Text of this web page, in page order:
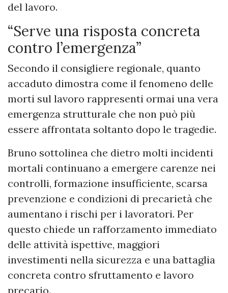
del lavoro.
“Serve una risposta concreta
contro l’emergenza”
Secondo il consigliere regionale, quanto
accaduto dimostra come il fenomeno delle
morti sul lavoro rappresenti ormai una vera
emergenza strutturale che non può più
essere affrontata soltanto dopo le tragedie.
Bruno sottolinea che dietro molti incidenti
mortali continuano a emergere carenze nei
controlli, formazione insufficiente, scarsa
prevenzione e condizioni di precarietà che
aumentano i rischi per i lavoratori. Per
questo chiede un rafforzamento immediato
delle attività ispettive, maggiori
investimenti nella sicurezza e una battaglia
concreta contro sfruttamento e lavoro
precario.